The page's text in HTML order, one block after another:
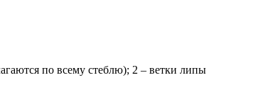
по всему стеблю); 2 – ветки липы